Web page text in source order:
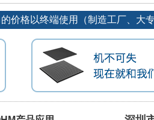
价格以终端使用（制造工厂、大